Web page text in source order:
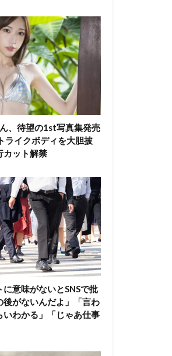
、待望の1st写真集発売
ライクボディを大胆披
ット解禁
意味がないとSNSで批
後がないんだよ」「言わ
いわかる」「じゃあ仕事